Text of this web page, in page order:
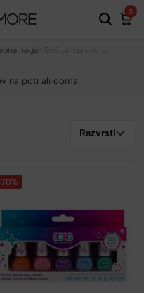
0
nega
na poti ali doma.
Razvrsti